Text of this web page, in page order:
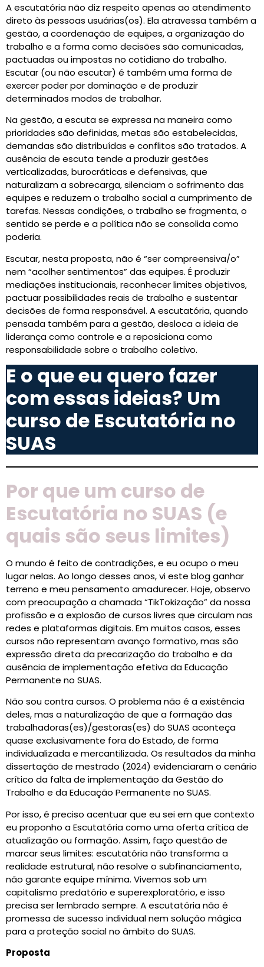
A escutatória não diz respeito apenas ao atendimento
direto às pessoas usuárias(os). Ela atravessa também a
gestão, a coordenação de equipes, a organização do
trabalho e a forma como decisões são comunicadas,
pactuadas ou impostas no cotidiano do trabalho.
Escutar (ou não escutar) é também uma forma de
exercer poder por dominação e de produzir
determinados modos de trabalhar.
Na gestão, a escuta se expressa na maneira como
prioridades são definidas, metas são estabelecidas,
demandas são distribuídas e conflitos são tratados. A
ausência de escuta tende a produzir gestões
verticalizadas, burocráticas e defensivas, que
naturalizam a sobrecarga, silenciam o sofrimento das
equipes e reduzem o trabalho social a cumprimento de
tarefas. Nessas condições, o trabalho se fragmenta, o
sentido se perde e a política não se consolida como
poderia.
Escutar, nesta proposta, não é “ser compreensiva/o”
nem “acolher sentimentos” das equipes. É produzir
mediações institucionais, reconhecer limites objetivos,
pactuar possibilidades reais de trabalho e sustentar
decisões de forma responsável. A escutatória, quando
pensada também para a gestão, desloca a ideia de
liderança como controle e a reposiciona como
responsabilidade sobre o trabalho coletivo.
E o que eu quero fazer
com essas ideias? Um
curso de Escutatória no
SUAS
Por que um curso de
Escutatória no SUAS (e
quais são seus limites)
O mundo é feito de contradições, e eu ocupo o meu
lugar nelas. Ao longo desses anos, vi este blog ganhar
terreno e meu pensamento amadurecer. Hoje, observo
com preocupação a chamada “TikTokização” da nossa
profissão e a explosão de cursos livres que circulam nas
redes e plataformas digitais. Em muitos casos, esses
cursos não representam avanço formativo, mas são
expressão direta da precarização do trabalho e da
ausência de implementação efetiva da Educação
Permanente no SUAS.
Não sou contra cursos. O problema não é a existência
deles, mas a naturalização de que a formação das
trabalhadoras(es)/gestoras(es) do SUAS aconteça
quase exclusivamente fora do Estado, de forma
individualizada e mercantilizada. Os resultados da minha
dissertação de mestrado (2024) evidenciaram o cenário
crítico da falta de implementação da Gestão do
Trabalho e da Educação Permanente no SUAS.
Por isso, é preciso acentuar que eu sei em que contexto
eu proponho a Escutatória como uma oferta crítica de
atualização ou formação. Assim, faço questão de
marcar seus limites: escutatória não transforma a
realidade estrutural, não resolve o subfinanciamento,
não garante equipe mínima. Vivemos sob um
capitalismo predatório e superexploratório, e isso
precisa ser lembrado sempre. A escutatória não é
promessa de sucesso individual nem solução mágica
para a proteção social no âmbito do SUAS.
Proposta